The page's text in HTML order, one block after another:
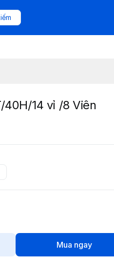
40H/14 vỉ /8 Viên
Mua ngay